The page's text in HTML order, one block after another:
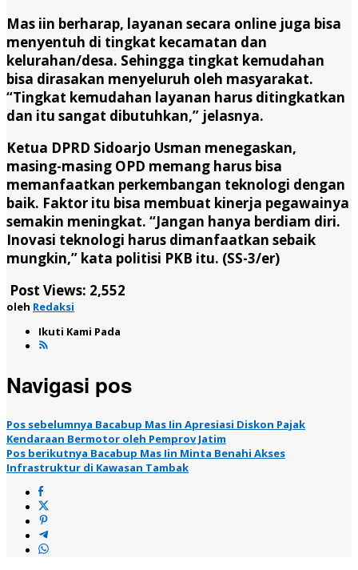
Mas iin berharap, layanan secara online juga bisa
menyentuh di tingkat kecamatan dan
kelurahan/desa. Sehingga tingkat kemudahan
bisa dirasakan menyeluruh oleh masyarakat.
“Tingkat kemudahan layanan harus ditingkatkan
dan itu sangat dibutuhkan,” jelasnya.
Ketua DPRD Sidoarjo Usman menegaskan,
masing-masing OPD memang harus bisa
memanfaatkan perkembangan teknologi dengan
baik. Faktor itu bisa membuat kinerja pegawainya
semakin meningkat. “Jangan hanya berdiam diri.
Inovasi teknologi harus dimanfaatkan sebaik
mungkin,” kata politisi PKB itu. (SS-3/er)
Post Views: 2,552
oleh Redaksi
Ikuti Kami Pada
Navigasi pos
Pos sebelumnya Bacabup Mas Iin Apresiasi Diskon Pajak
Kendaraan Bermotor oleh Pemprov Jatim
Pos berikutnya Bacabup Mas Iin Minta Benahi Akses
Infrastruktur di Kawasan Tambak